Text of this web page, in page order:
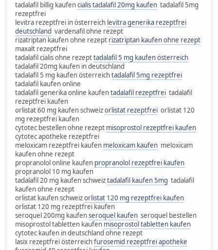
tadalafil billig kaufencialis tadalafil 20mg kaufen tadalafil 5mg
rezeptfrei
levitra rezeptfrei in österreich levitra generika rezeptfrei
deutschland vardenafil ohne rezept
rizatriptan kaufen ohne rezept rizatriptan kaufen ohne rezept
maxalt rezeptfrei
tadalafil cialis ohne rezepttadalafil 5 mg kaufen österreich
tadalafil 20mg kaufen in deutschland
tadalafil 5 mg kaufen österreichtadalafil 5mg rezeptfrei
tadalafil kaufen online
tadalafil generika online kaufentadalafil rezeptfrei tadalafil
rezeptfrei kaufen
orlistat 60 mg kaufen schweizorlistat rezeptfrei orlistat 120
mg rezeptfrei kaufen
cytotec bestellen ohne rezept misoprostol rezeptfrei kaufen
cytotec apotheke rezeptfrei
meloxicam rezeptfrei kaufen meloxicam kaufen meloxicam
kaufen ohne rezept
propranolol online kaufen propranolol rezeptfrei kaufen
propranolol 10 mg kaufen
tadalafil 20 mg kaufen schweiztadalafil kaufen 5mg tadalafil
kaufen ohne rezept
orlistat kaufen schweizorlistat 120 mg rezeptfrei kaufen
orlistat 120 mg rezeptfrei kaufen
seroquel 200mg kaufenseroquel kaufen seroquel bestellen
misoprostol tabletten kaufen misoprostol tabletten kaufen
cytotec kaufen in deutschland ohne rezept
lasix rezeptfrei österreichfurosemid rezeptfrei apotheke